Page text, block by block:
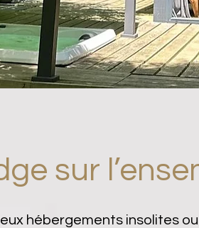
sur
hébergements insolites